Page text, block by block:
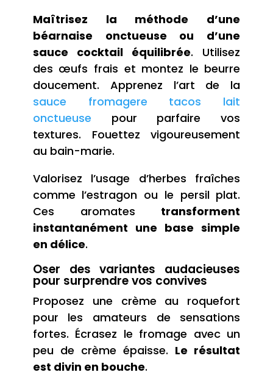
Maîtrisez la méthode d’une
béarnaise onctueuse ou d’une
sauce cocktail équilibrée. Utilisez
des œufs frais et montez le beurre
doucement. Apprenez l’art de la
sauce fromagere tacos lait
onctueuse pour parfaire vos
textures. Fouettez vigoureusement
au bain-marie.
Valorisez l’usage d’herbes fraîches
comme l’estragon ou le persil plat.
Ces aromates transforment
instantanément une base simple
en délice.
Oser des variantes audacieuses
pour surprendre vos convives
Proposez une crème au roquefort
pour les amateurs de sensations
fortes. Écrasez le fromage avec un
peu de crème épaisse. Le résultat
est divin en bouche.